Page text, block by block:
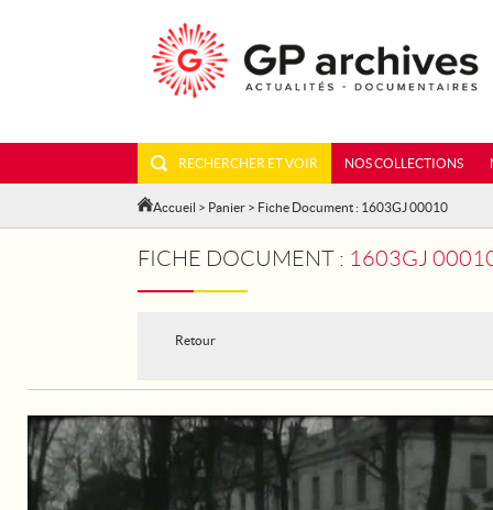
RECHERCHER ET VOIR NOS COLLECTIONS
Accueil > Panier > Fiche Document : 1603GJ 00010
FICHE DOCUMENT : 1603GJ 00010 -
Retour